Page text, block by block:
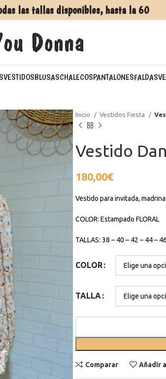
las tallas disponibles, hasta la 60
VESTIDOSBLUSASCHALECOSPANTALONESFALDAS
Inicio Vestidos Fiesta
Vestido
180,00€
Vestido para invitada,
COLOR: Estampado FLORAL
TALLAS: 38 – 40 – 42 – 44 –
COLOR
TALLA
Comparar Añadir